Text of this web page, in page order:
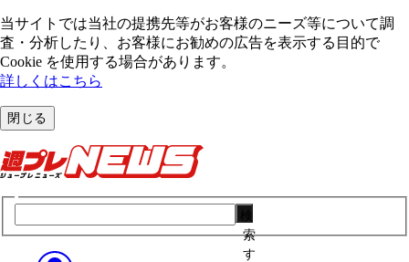
当サイトでは当社の提携先等がお客様のニーズ等について調
査・分析したり、お客様にお勧めの広告を表⽰する⽬的で
Cookie を使⽤する場合があります。
詳しくはこちら
閉じる
索
す